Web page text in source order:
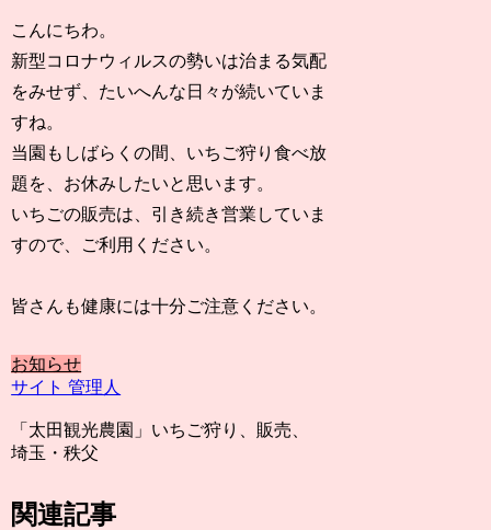
こんにちわ。
新型コロナウィルスの勢いは治まる気配
をみせず、たいへんな日々が続いていま
すね。
当園もしばらくの間、いちご狩り食べ放
題を、お休みしたいと思います。
いちごの販売は、引き続き営業していま
すので、ご利用ください。
皆さんも健康には十分ご注意ください。
お知らせ
サイト 管理人
「太田観光農園」いちご狩り、販売、
埼玉・秩父
関連記事